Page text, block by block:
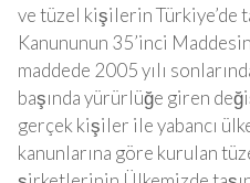
ve tüzel kişilerin Türkiye’de
Kanununun 35’inci
maddede 2005 yılı
başında yürürlüğe giren
gerçek kişiler ile yabancı
kanunlarına göre kurulan